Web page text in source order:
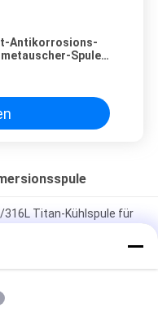
Antikorrosions-
Spule
Titan-Kühlspule für
Spulen-
Wärmetauscher des